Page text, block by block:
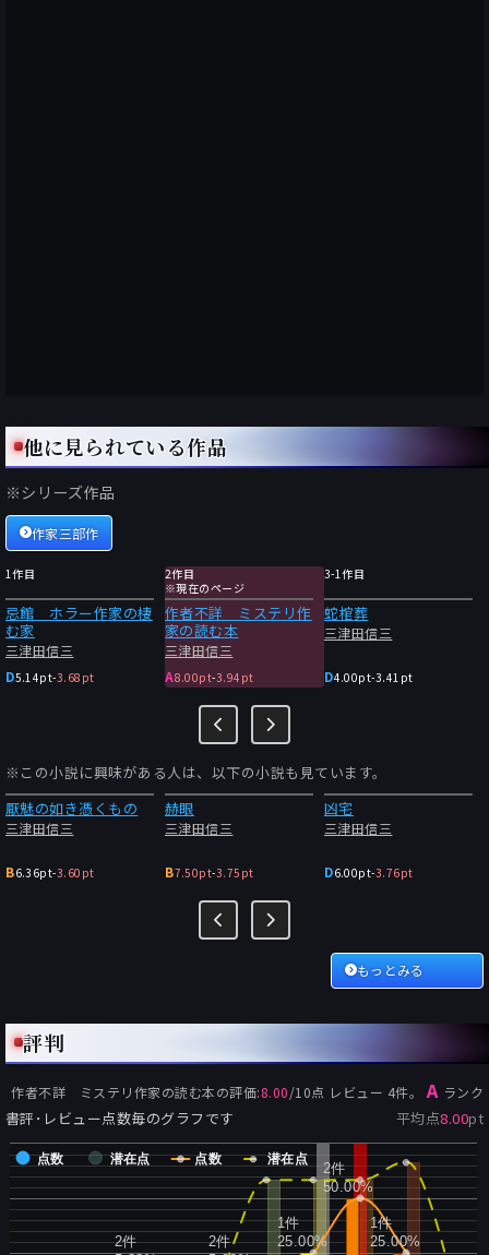
他に見られている作品
※シリーズ作品
作家三部作
1作目
忌館 ホラー作家の棲
む家
三津田信三
D5.14pt-3.68pt
2作目
※現在のページ
作者不詳 ミステリ作
家の読む本
三津田信三
A8.00pt-3.94pt
3-1作目
蛇棺葬
三津田信三
D4.00pt-3.41pt
※この小説に興味がある人は、以下の小説も見ています。
厭魅の如き憑くもの
三津田信三
B6.36pt-3.60pt
赫眼
三津田信三
B7.50pt-3.75pt
凶宅
三津田信三
D6.00pt-3.76pt
もっとみる
評判
作者不詳 ミステリ作家の読む本の評価:8.00/10点 レビュー 4件。 A ランク
書評･レビュー点数毎のグラフです 平均点8.00pt
点数 潜在点 点数 潜在点
1件
25.00%
2件
50.00%
1件
25.00%
2件
2件